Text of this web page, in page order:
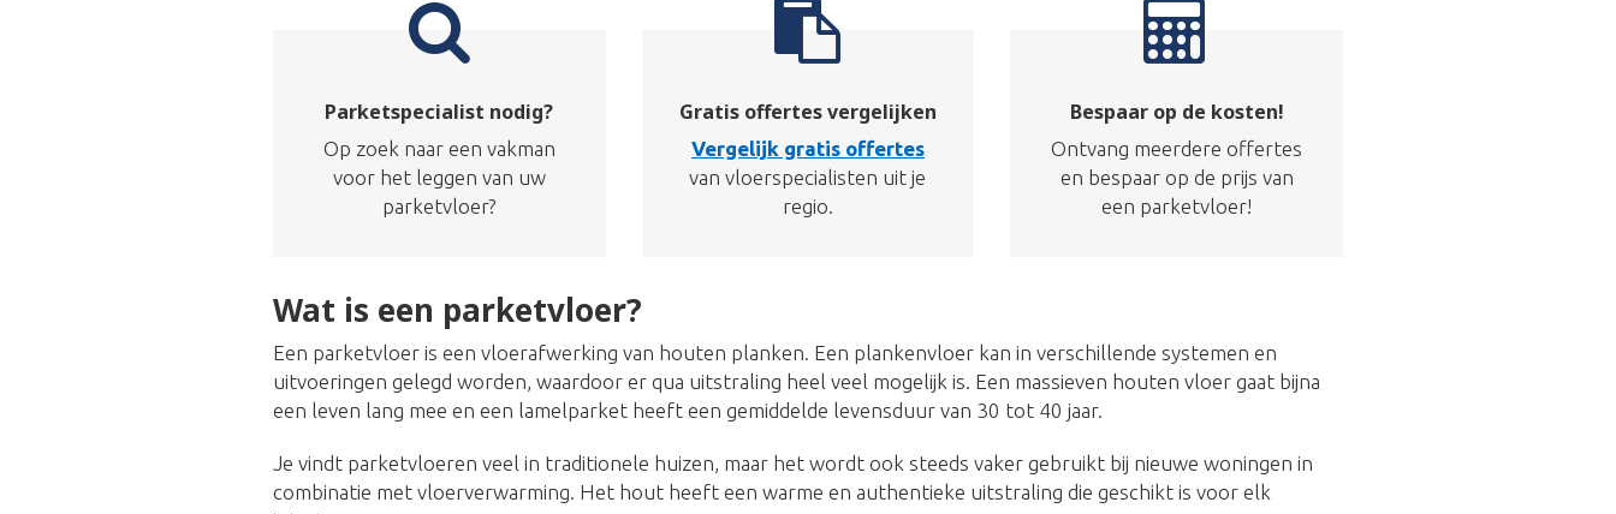
Parketspecialist nodig?
Op zoek naar een vakman
voor het leggen van uw
parketvloer?
Gratis offertes vergelijken
Vergelijk gratis offertes
van vloerspecialisten uit je
regio.
Bespaar op de kosten!
Ontvang meerdere offertes
en bespaar op de prijs van
een parketvloer!
Wat is een parketvloer?
Een parketvloer is een vloerafwerking van houten planken. Een plankenvloer kan in verschillende systemen en
uitvoeringen gelegd worden, waardoor er qua uitstraling heel veel mogelijk is. Een massieven houten vloer gaat bijna
een leven lang mee en een lamelparket heeft een gemiddelde levensduur van 30 tot 40 jaar.
Je vindt parketvloeren veel in traditionele huizen, maar het wordt ook steeds vaker gebruikt bij nieuwe woningen in
combinatie met vloerverwarming. Het hout heeft een warme en authentieke uitstraling die geschikt is voor elk